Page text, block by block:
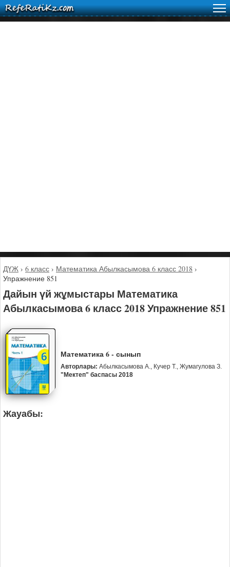
ДҮЖ › 6 класс › Математика Абылкасымова 6 класс 2018 ›
Упражнение 851
Дайын үй жұмыстары Математика
Абылкасымова 6 класс 2018 Упражнение 851
Математика 6 - сынып
Авторлары: Абылкасымова А., Кучер Т., Жумагулова З.
"Мектеп" баспасы 2018
Жауабы: